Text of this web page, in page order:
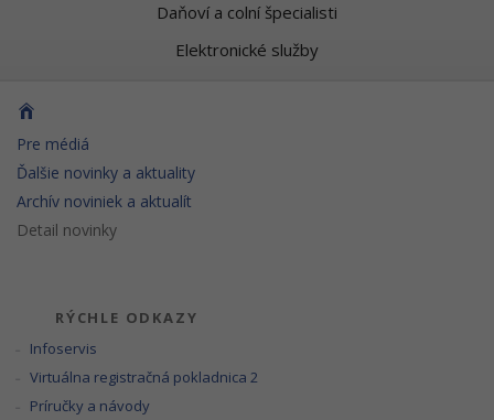
Daňoví a colní špecialisti
Elektronické služby
Pre médiá
Ďalšie novinky a aktuality
Archív noviniek a aktualít
Detail novinky
RÝCHLE ODKAZY
Infoservis
Virtuálna registračná pokladnica 2
Príručky a návody